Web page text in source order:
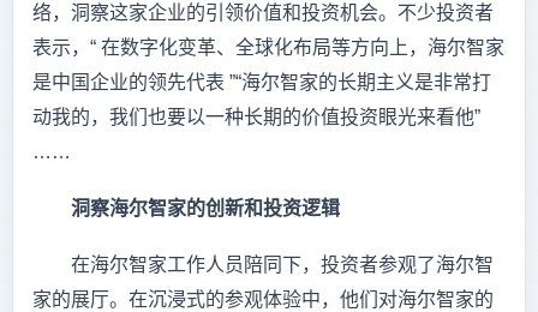
络，洞察这家企业的引领价值和投资机会。不少投资者
表示，“ 在数字化变革、全球化布局等方向上，海尔智家
是中国企业的领先代表 ”“海尔智家的长期主义是非常打
动我的，我们也要以一种长期的价值投资眼光来看他”
……
洞察海尔智家的创新和投资逻辑
在海尔智家工作人员陪同下，投资者参观了海尔智
家的展厅。在沉浸式的参观体验中，他们对海尔智家的